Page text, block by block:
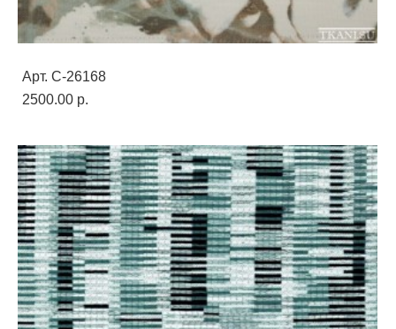
Арт. C-26168
2500.00 p.